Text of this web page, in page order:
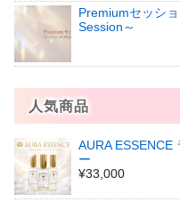
Premiumセッシ
Session～
人気商品
AURA ESSENCE
ー
¥33,000